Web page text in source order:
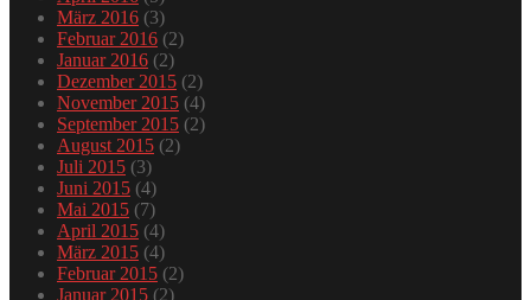
März 2016 (3)
Februar 2016 (2)
Januar 2016 (2)
Dezember 2015 (2)
November 2015 (4)
September 2015 (2)
August 2015 (2)
Juli 2015 (3)
Juni 2015 (4)
Mai 2015 (7)
April 2015 (4)
März 2015 (4)
Februar 2015 (2)
Januar 2015 (2)